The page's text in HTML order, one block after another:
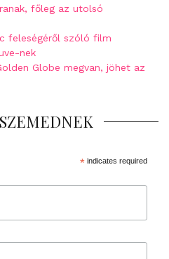
főleg az utolsó
feleségéről szóló film
nek
Globe megvan, jöhet az
*indicates required